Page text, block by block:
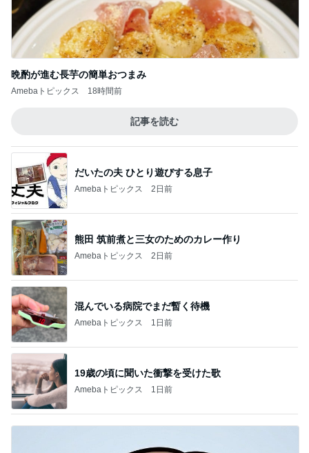
晩酌が進む長芋の簡単おつまみ
Amebaトピックス 18時間前
記事を読む
だいたの夫 ひとり遊びする息子
Amebaトピックス 2日前
熊田 筑前煮と三女のためのカレー作り
Amebaトピックス 2日前
混んでいる病院でまだ暫く待機
Amebaトピックス 1日前
19歳の頃に聞いた衝撃を受けた歌
Amebaトピックス 1日前